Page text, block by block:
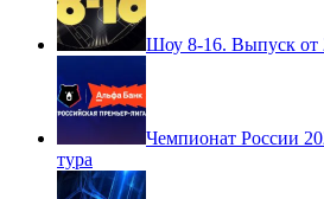
Шоу 8-16. Выпуск от
Чемпионат России
тура